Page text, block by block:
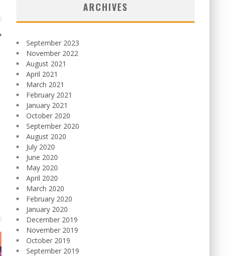
ARCHIVES
September 2023
November 2022
August 2021
April 2021
March 2021
February 2021
January 2021
October 2020
September 2020
August 2020
July 2020
June 2020
May 2020
April 2020
March 2020
February 2020
January 2020
December 2019
November 2019
October 2019
September 2019